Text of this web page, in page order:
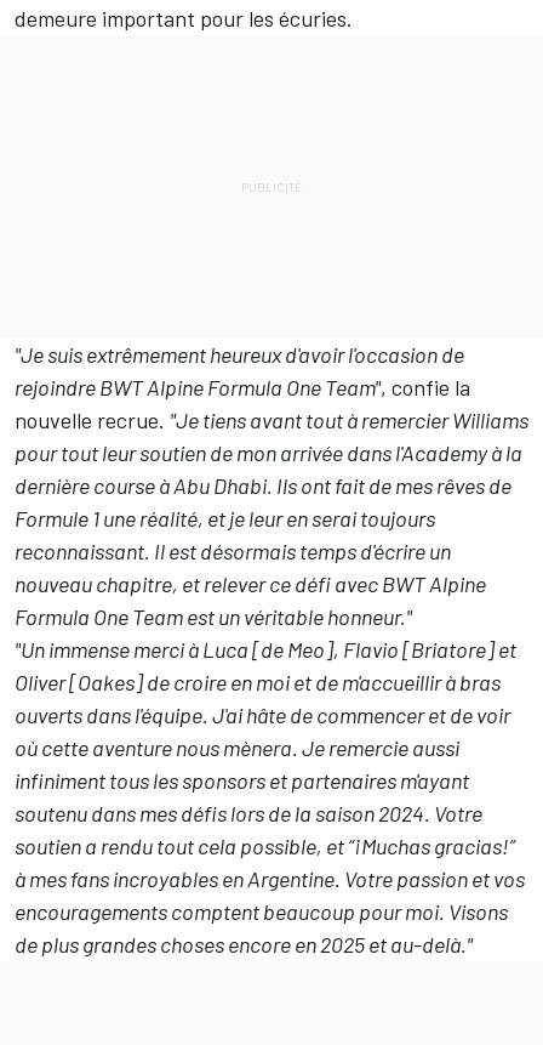
demeure important pour les écuries.
"Je suis extrêmement heureux d'avoir l'occasion de
rejoindre BWT Alpine Formula One Team", confie la
nouvelle recrue. "Je tiens avant tout à remercier Williams
pour tout leur soutien de mon arrivée dans l'Academy à la
dernière course à Abu Dhabi. Ils ont fait de mes rêves de
Formule 1 une réalité, et je leur en serai toujours
reconnaissant. Il est désormais temps d'écrire un
nouveau chapitre, et relever ce défi avec BWT Alpine
Formula One Team est un véritable honneur."
"Un immense merci à Luca [de Meo], Flavio [Briatore] et
Oliver [Oakes] de croire en moi et de m'accueillir à bras
ouverts dans l'équipe. J'ai hâte de commencer et de voir
où cette aventure nous mènera. Je remercie aussi
infiniment tous les sponsors et partenaires m'ayant
soutenu dans mes défis lors de la saison 2024. Votre
soutien a rendu tout cela possible, et “¡Muchas gracias!”
à mes fans incroyables en Argentine. Votre passion et vos
encouragements comptent beaucoup pour moi. Visons
de plus grandes choses encore en 2025 et au-delà."